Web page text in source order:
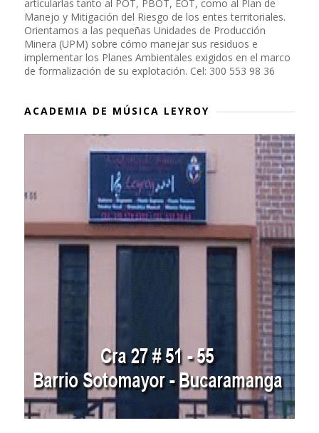
articularlas tanto al POT, PBOT, EOT, como al Plan de
Manejo y Mitigación del Riesgo de los entes territoriales.
Orientamos a las pequeñas Unidades de Producción
Minera (UPM) sobre cómo manejar sus residuos e
implementar los Planes Ambientales exigidos en el marco
de formalización de su explotación. Cel: 300 553 98 36
ACADEMIA DE MÚSICA LEYROY